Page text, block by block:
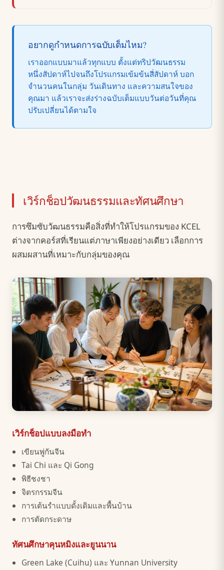
อยากดูกำหนดการฉบับเต็มไหม?
เราออกแบบมาแล้วทุกแบบ ตั้งแต่ทริปวัฒนธรรม
หนึ่งสัปดาห์ไปจนถึงโปรแกรมเข้มข้นสี่สัปดาห์ บอก
จำนวนคนในกลุ่ม วันเดินทาง และความสนใจของ
คุณมา แล้วเราจะส่งร่างฉบับเต็มแบบวันต่อวันที่คุณ
ปรับเปลี่ยนได้ตามใจ
เวิร์กช็อปวัฒนธรรมและทัศนศึกษา
การซึมซับวัฒนธรรมคือสิ่งที่ทำให้โปรแกรมของ KCEL
ต่างจากคอร์สที่เรียนแต่ภาษาเพียงอย่างเดียว เลือกการ
ผสมผสานที่เหมาะกับกลุ่มของคุณ
เวิร์กช็อปแบบลงมือทำ
เขียนพู่กันจีน
Tai Chi และ Qi Gong
พิธีชงชา
จิตรกรรมจีน
การเต้นรำแบบดั้งเดิมและพื้นบ้าน
การตัดกระดาษ
ทัศนศึกษาคุนหมิงและยูนนาน
Green Lake (Cuihu) และ Yunnan University